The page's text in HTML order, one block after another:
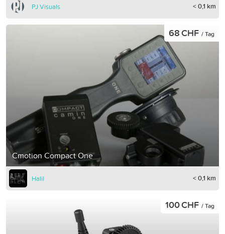
PJ Visuals < 0,1 km
Cmotion Compact One
68 CHF / Tag
Halil < 0,1 km
100 CHF / Tag